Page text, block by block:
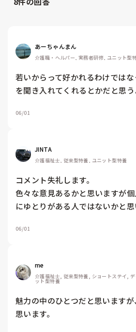
あーちゃんまん
介護職・ヘルパー, 実務者研修, ユニット型
若いからって好かれるわけでは
を聞き入れてくれるとかだと思う
06/01
JINTA
介護福祉士, 従来型特養, ユニット型特養
コメント失礼します。
色々な意見あるかと思いますが
にゆとりがある人ではないかと思
06/01
me
介護福祉士, 従来型特養, ショートステイ,
ット型特養
魅力の中のひとつだと思います
思います。